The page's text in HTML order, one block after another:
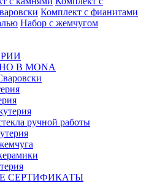
Комплект с фианитами
Набор с жемчугом
В MONA
ручной работы
СЕРТИФИКАТЫ